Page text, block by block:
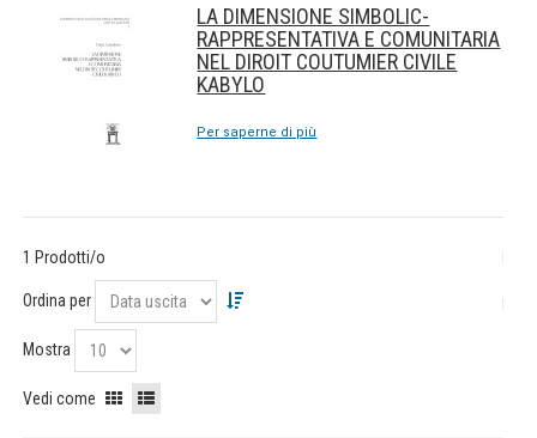
LA DIMENSIONE SIMBOLIC-
RAPPRESENTATIVA E COMUNITARIA
NEL DIROIT COUTUMIER CIVILE
KABYLO
Per saperne di più
1 Prodotti/o
Ordina per
Mostra
Vedi come